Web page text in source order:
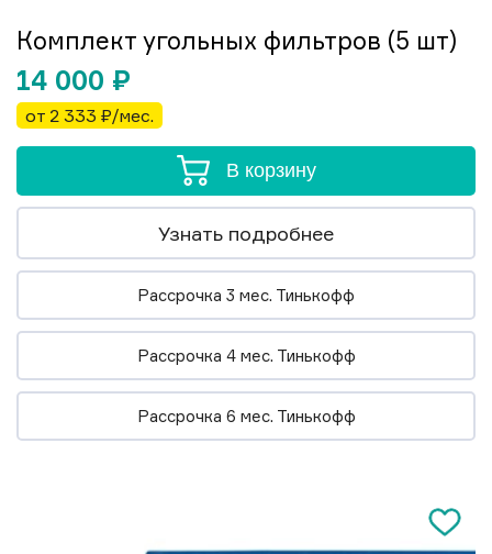
Комплект угольных фильтров (5 шт)
14 000 ₽
от 2 333 ₽/мес.
В корзину
Узнать подробнее
Рассрочка 3 мес. Тинькофф
Рассрочка 4 мес. Тинькофф
Рассрочка 6 мес. Тинькофф